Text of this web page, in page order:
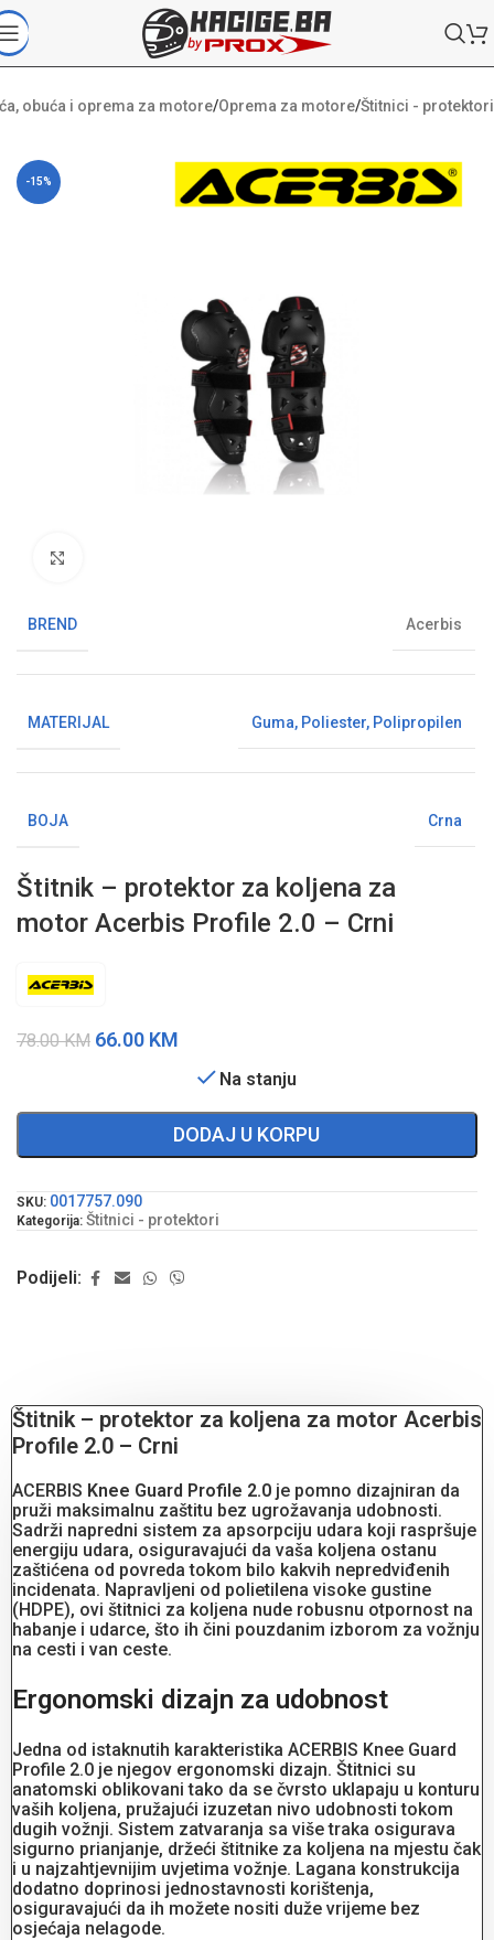
obuća i oprema za motore/Oprema za motore/Štitnici - protektori
-15%
BREND Acerbis
MATERIJAL Guma, Poliester, Polipropilen
BOJA Crna
Štitnik – protektor za koljena za
motor Acerbis Profile 2.0 – Crni
78.00KM 66.00 KM
Na stanju
DODAJ U KORPU
SKU: 0017757.090
Kategorija: Štitnici - protektori
Podijeli:
Štitnik – protektor za koljena za motor Acerbis
Profile 2.0 – Crni
ACERBIS Knee Guard Profile 2.0 je pomno dizajniran da
pruži maksimalnu zaštitu bez ugrožavanja udobnosti.
Sadrži napredni sistem za apsorpciju udara koji raspršuje
energiju udara, osiguravajući da vaša koljena ostanu
zaštićena od povreda tokom bilo kakvih nepredviđenih
incidenata. Napravljeni od polietilena visoke gustine
(HDPE), ovi štitnici za koljena nude robusnu otpornost na
habanje i udarce, što ih čini pouzdanim izborom za vožnju
na cesti i van ceste.
Ergonomski dizajn za udobnost
Jedna od istaknutih karakteristika ACERBIS Knee Guard
Profile 2.0 je njegov ergonomski dizajn. Štitnici su
anatomski oblikovani tako da se čvrsto uklapaju u konturu
vaših koljena, pružajući izuzetan nivo udobnosti tokom
dugih vožnji. Sistem zatvaranja sa više traka osigurava
sigurno prianjanje, držeći štitnike za koljena na mjestu čak
i u najzahtjevnijim uvjetima vožnje. Lagana konstrukcija
dodatno doprinosi jednostavnosti korištenja,
osiguravajući da ih možete nositi duže vrijeme bez
osjećaja nelagode.